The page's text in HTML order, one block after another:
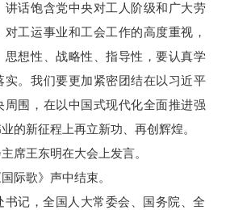
讲话饱含党中央对工人阶级和广大劳
工运事业和工会工作的高度重视，
思想性、战略性、指导性，要认真学
实。我们要更加紧密团结在以习近平
周围，在以中国式现代化全面推进强
的新征程上再立新功、再创辉煌。
王东明在大会上发言。
歌》声中结束。
记，全国人大常委会、国务院、全